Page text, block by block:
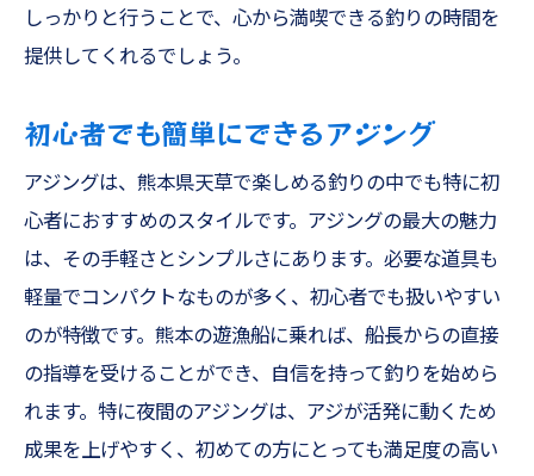
しっかりと行うことで、心から満喫できる釣りの時間を
提供してくれるでしょう。
初心者でも簡単にできるアジング
アジングは、熊本県天草で楽しめる釣りの中でも特に初
心者におすすめのスタイルです。アジングの最大の魅力
は、その手軽さとシンプルさにあります。必要な道具も
軽量でコンパクトなものが多く、初心者でも扱いやすい
のが特徴です。熊本の遊漁船に乗れば、船長からの直接
の指導を受けることができ、自信を持って釣りを始めら
れます。特に夜間のアジングは、アジが活発に動くため
成果を上げやすく、初めての方にとっても満足度の高い